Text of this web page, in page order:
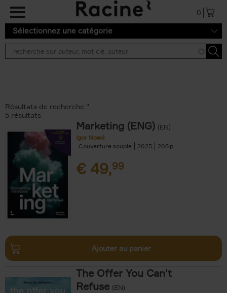
Aller au contenu principal
0
Sélectionnez une catégorie
Résultats de recherche ''
5 résultats
Marketing (ENG) (EN)
Igor Nowé
Couverture souple
2025 208
€ 49,99
Ajouter au panier
The Offer You Can't
Refuse (EN)